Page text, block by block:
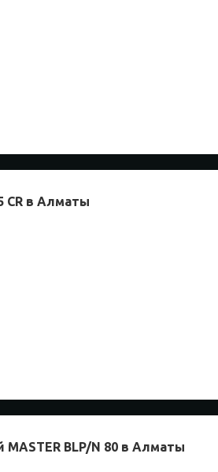
CR в Алматы
BLP/N 80 в Алматы